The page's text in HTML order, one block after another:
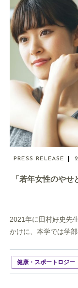
「若年女性のや
PRESS RELEASE
2021年に田村好史先
かけに、本学では学
健康・スポートロジー